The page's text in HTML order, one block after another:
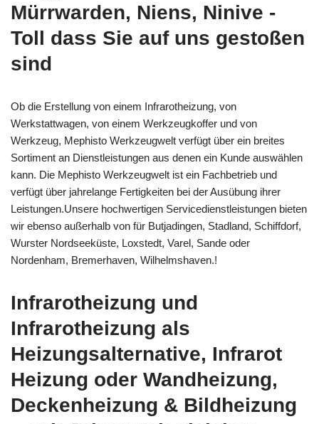
Mürrwarden, Niens, Ninive -
Toll dass Sie auf uns gestoßen
sind
Ob die Erstellung von einem Infrarotheizung, von
Werkstattwagen, von einem Werkzeugkoffer und von
Werkzeug, Mephisto Werkzeugwelt verfügt über ein breites
Sortiment an Dienstleistungen aus denen ein Kunde auswählen
kann. Die Mephisto Werkzeugwelt ist ein Fachbetrieb und
verfügt über jahrelange Fertigkeiten bei der Ausübung ihrer
Leistungen.Unsere hochwertigen Servicedienstleistungen bieten
wir ebenso außerhalb von für Butjadingen, Stadland, Schiffdorf,
Wurster Nordseeküste, Loxstedt, Varel, Sande oder
Nordenham, Bremerhaven, Wilhelmshaven.!
Infrarotheizung und
Infrarotheizung als
Heizungsalternative, Infrarot
Heizung oder Wandheizung,
Deckenheizung & Bildheizung